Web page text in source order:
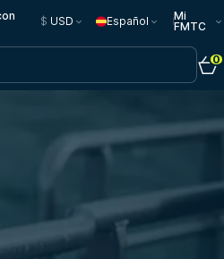
$ USD Español
Mi
FMTC
0